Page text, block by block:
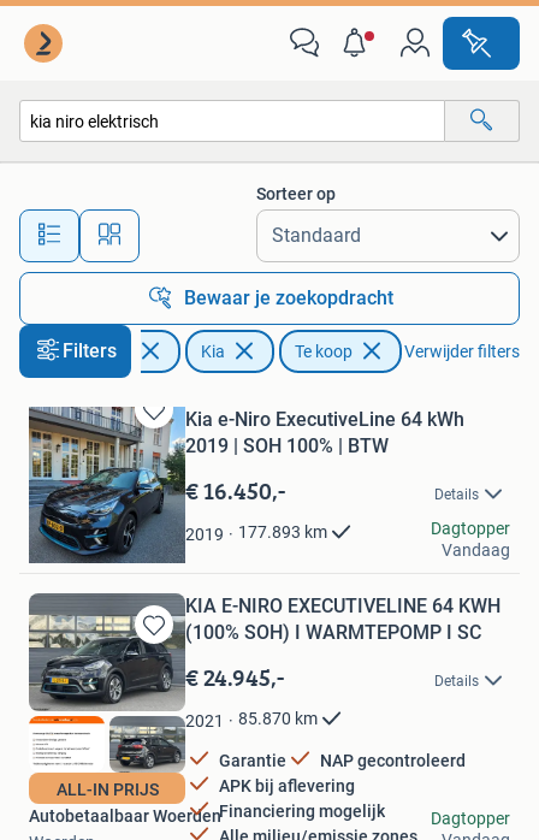
Alle afstanden…
Sorteer op
Bewaar je zoekopdracht
Filters
Auto's Kia Te koop Verwijder filters
Bewaren
in
Mijn
Favorieten
Kia e-Niro ExecutiveLine 64 kWh
2019 | SOH 100% | BTW
€ 16.450,- Details
2019 177.893 km
Jurriaan
Bilthoven
Dagtopper
Vandaag
Bewaren
Mijn
Favorieten
ALL-IN PRIJS
KIA E-NIRO EXECUTIVELINE 64 KWH
(100% SOH) I WARMTEPOMP I SC
€ 24.945,- Details
2021 85.870 km
Garantie
NAP gecontroleerd
APK bij aflevering
Financiering mogelijk
Autobetaalbaar Woerden
Dagtopper